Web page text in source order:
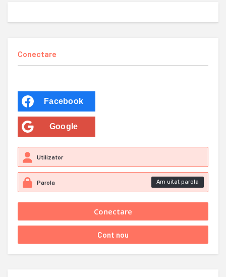
Conectare
Facebook
Google
Am uitat parola